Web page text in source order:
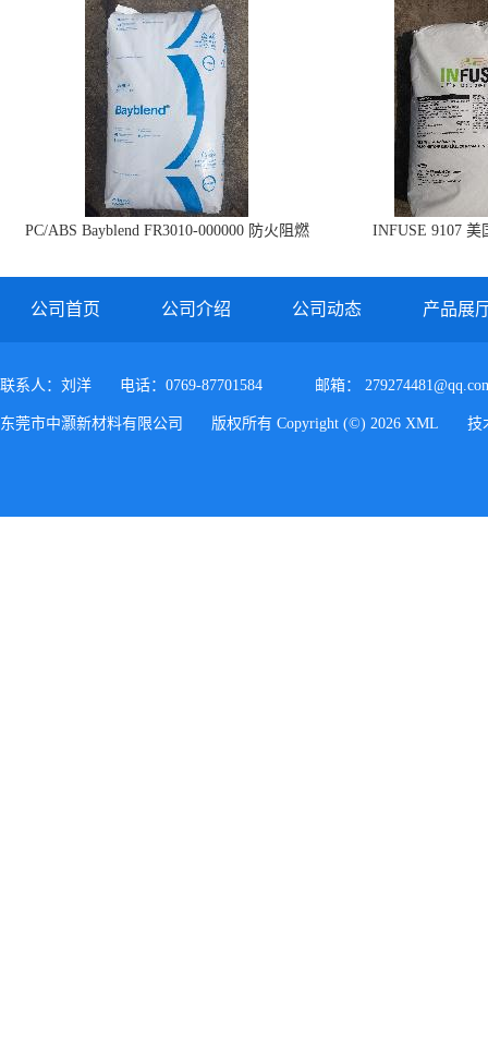
PC/ABS Bayblend FR3010-000000 防火阻燃
INFUSE 9107 美
公司首页 公司介绍 公司动态 产品展
联系人：刘洋 电话：0769-87701584 邮箱：
东莞市中灏新材料有限公司 版权所有 Copyright (©) 2026 XML 技